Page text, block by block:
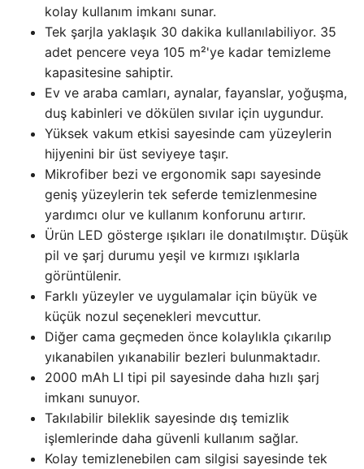
kolay kullanım imkanı sunar.
Tek şarjla yaklaşık 30 dakika kullanılabiliyor. 35
adet pencere veya 105 m²'ye kadar temizleme
kapasitesine sahiptir.
Ev ve araba camları, aynalar, fayanslar, yoğuşma,
duş kabinleri ve dökülen sıvılar için uygundur.
Yüksek vakum etkisi sayesinde cam yüzeylerin
hijyenini bir üst seviyeye taşır.
Mikrofiber bezi ve ergonomik sapı sayesinde
geniş yüzeylerin tek seferde temizlenmesine
yardımcı olur ve kullanım konforunu artırır.
Ürün LED gösterge ışıkları ile donatılmıştır. Düşük
pil ve şarj durumu yeşil ve kırmızı ışıklarla
görüntülenir.
Farklı yüzeyler ve uygulamalar için büyük ve
küçük nozul seçenekleri mevcuttur.
Diğer cama geçmeden önce kolaylıkla çıkarılıp
yıkanabilen yıkanabilir bezleri bulunmaktadır.
2000 mAh LI tipi pil sayesinde daha hızlı şarj
imkanı sunuyor.
Takılabilir bileklik sayesinde dış temizlik
işlemlerinde daha güvenli kullanım sağlar.
Kolay temizlenebilen cam silgisi sayesinde tek